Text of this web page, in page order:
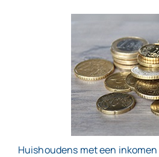
Huishoudens met een